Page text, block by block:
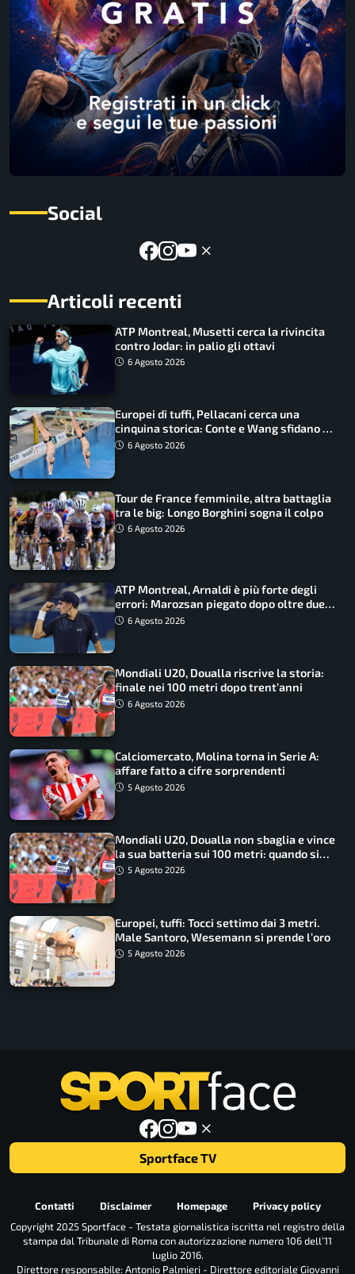
Social
Articoli recenti
ATP Montreal, Musetti cerca la rivincita
contro Jodar: in palio gli ottavi
6 Agosto 2026
Europei di tuffi, Pellacani cerca una
cinquina storica: Conte e Wang sfidano la
piattaforma
6 Agosto 2026
Tour de France femminile, altra battaglia
tra le big: Longo Borghini sogna il colpo
6 Agosto 2026
ATP Montreal, Arnaldi è più forte degli
errori: Marozsan piegato dopo oltre due
ore6 Agosto 2026
Mondiali U20, Doualla riscrive la storia:
finale nei 100 metri dopo trent’anni
6 Agosto 2026
Calciomercato, Molina torna in Serie A:
affare fatto a cifre sorprendenti
5 Agosto 2026
Mondiali U20, Doualla non sbaglia e vince
la sua batteria sui 100 metri: quando si
disputano le finali
5 Agosto 2026
Europei, tuffi: Tocci settimo dai 3 metri.
Male Santoro, Wesemann si prende l’oro
5 Agosto 2026
Sportface TV
Contatti Disclaimer Homepage
Privacy policy
Copyright 2025 Sportface - Testata giornalistica iscritta nel registro della
stampa dal Tribunale di Roma con autorizzazione numero 106 dell’11
luglio 2016.
Direttore responsabile: Antonio Palmieri - Direttore editoriale Giovanni